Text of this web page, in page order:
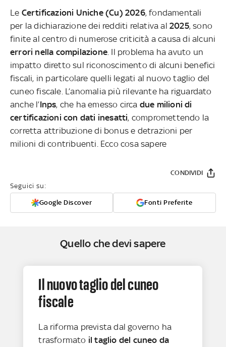
Le Certificazioni Uniche (Cu) 2026, fondamentali
per la dichiarazione dei redditi relativa al2025, sono
finite al centro di numerose criticità a causa di alcuni
errori nella compilazione . Il problema ha avuto un
impatto diretto sul riconoscimento di alcuni benefici
fiscali, in particolare quelli legati al nuovo taglio del
cuneo fiscale. L’anomalia più rilevante ha riguardato
anche l’Inps, che ha emesso circa due milioni di
certificazioni con dati inesatti, compromettendo la
corretta attribuzione di bonus e detrazioni per
milioni di contribuenti. Ecco cosa sapere
Seguici su:
Google Discover Fonti Preferite
CONDIVIDI
Quello che devi sapere
Il nuovo taglio del cuneo
fiscale
La riforma prevista dal governo ha
trasformato il taglio del cuneo da